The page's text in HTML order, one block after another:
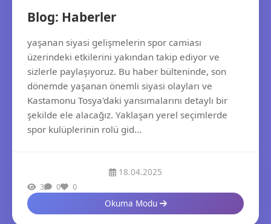
Blog: Haberler
yaşanan siyasi gelişmelerin spor camiası
üzerindeki etkilerini yakından takip ediyor ve
sizlerle paylaşıyoruz. Bu haber bülteninde, son
dönemde yaşanan önemli siyasi olayları ve
Kastamonu Tosya'daki yansımalarını detaylı bir
şekilde ele alacağız. Yaklaşan yerel seçimlerde
spor kulüplerinin rolü gid...
18.04.2025
3 0 0
Okuma Modu